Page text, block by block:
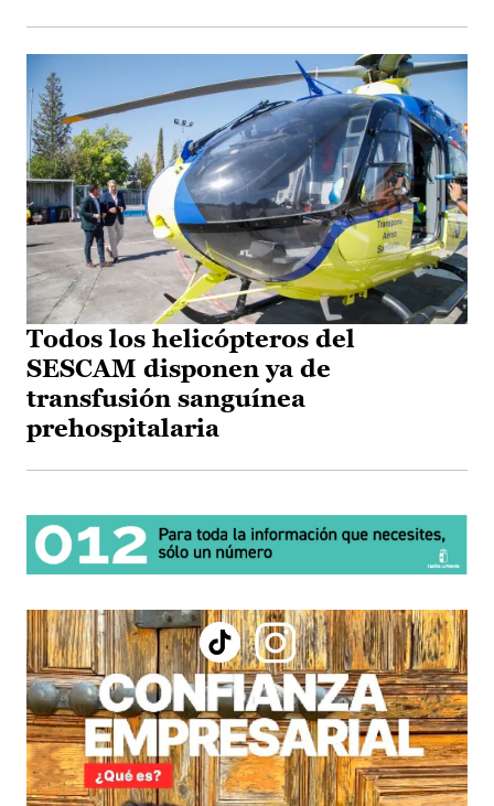
Todos los helicópteros del
SESCAM disponen ya de
transfusión sanguínea
prehospitalaria